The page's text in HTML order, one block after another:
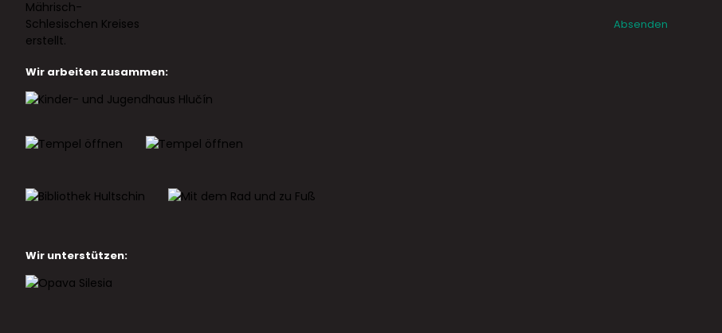
Wir arbeiten zusammen:
Wir unterstützen:
Absenden